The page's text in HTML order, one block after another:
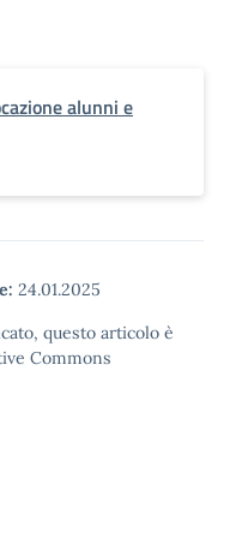
alunni e
24.01.2025
questo articolo è
Commons